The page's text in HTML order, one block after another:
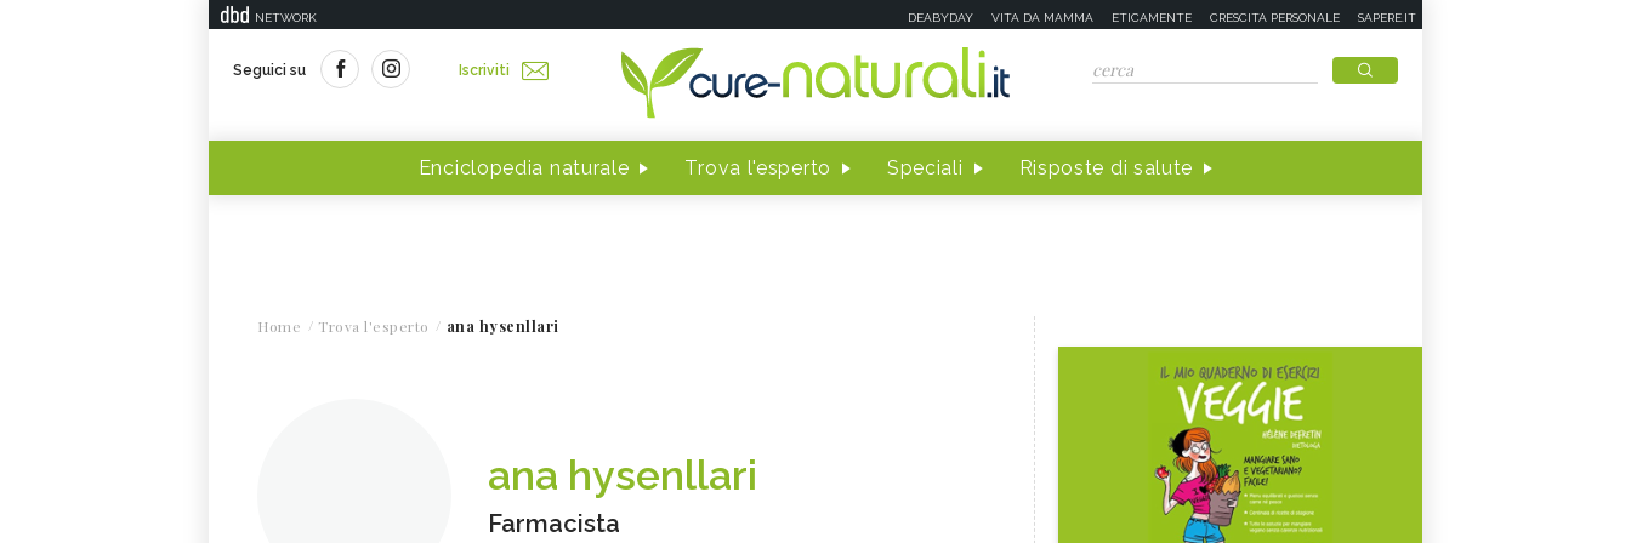
NETWORK DEABYDAY VITA DA MAMMA ETICAMENTE CRESCITA PERSONALE SAPERE.IT
Seguici su Iscriviti
Enciclopedia naturale Trova l'esperto Speciali Risposte di salute
Home Trova l'esperto ana hysenllari
ana hysenllari
Farmacista